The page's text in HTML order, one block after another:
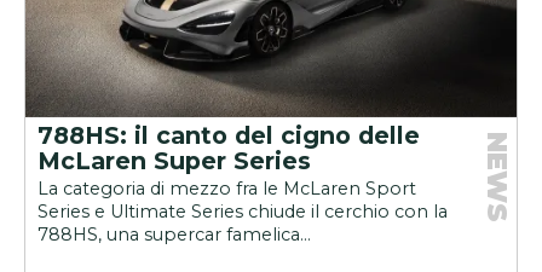
788HS: il canto del cigno delle
McLaren Super Series
La categoria di mezzo fra le McLaren Sport
Series e Ultimate Series chiude il cerchio con la
788HS, una supercar famelica...
NEWS